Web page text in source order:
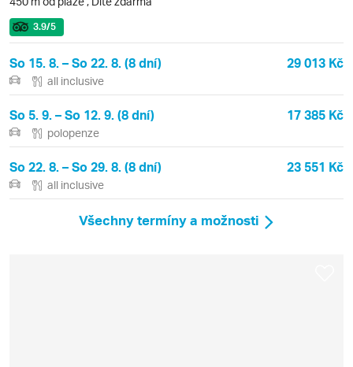
3.9/5
So 15. 8. – So 22. 8. (8 dní) 29 013 Kč
all inclusive
So 5. 9. – So 12. 9. (8 dní) 17 385 Kč
polopenze
So 22. 8. – So 29. 8. (8 dní) 23 551 Kč
all inclusive
Všechny termíny a možnosti